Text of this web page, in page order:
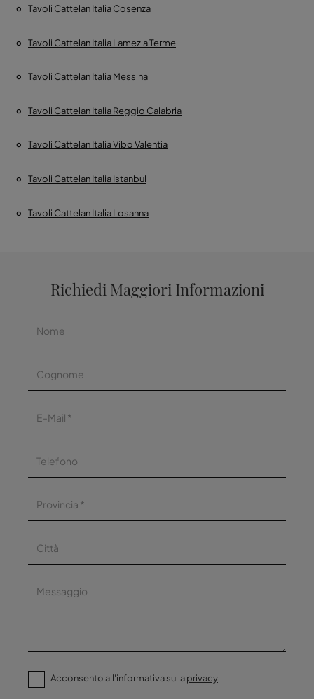
Tavoli Cattelan Italia Cosenza
Tavoli Cattelan Italia Lamezia Terme
Tavoli Cattelan Italia Messina
Tavoli Cattelan Italia Reggio Calabria
Tavoli Cattelan Italia Vibo Valentia
Tavoli Cattelan Italia Istanbul
Tavoli Cattelan Italia Losanna
Richiedi Maggiori Informazioni
Acconsento all'informativa sullaprivacy